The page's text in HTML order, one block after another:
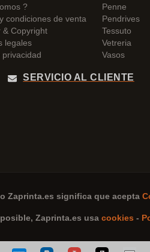
?
condiciones de venta
& Copyright
legales
Penne
Pendrives
Tessuto
Vetreria
Vasos
SERVICIO AL CLIENTE
Zaprinta.es significa que acepta
Zaprinta.es usa cookies -